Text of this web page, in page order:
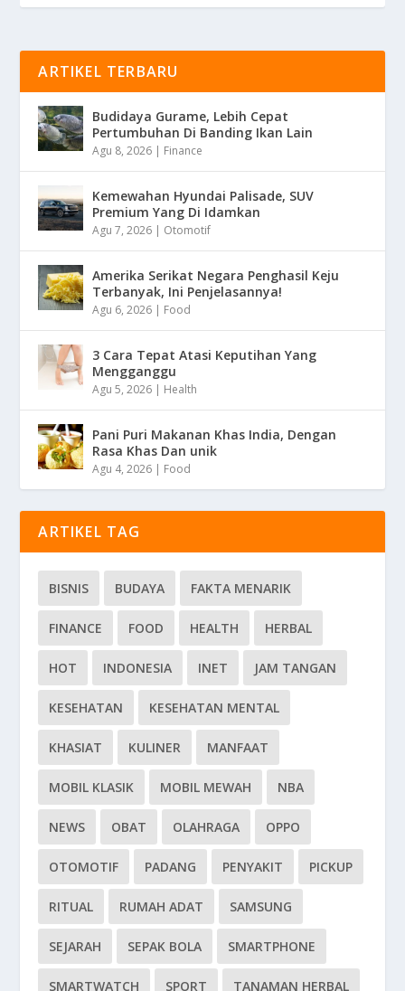
ARTIKEL TERBARU
Budidaya Gurame, Lebih Cepat
Pertumbuhan Di Banding Ikan Lain
Agu 8, 2026 | Finance
Kemewahan Hyundai Palisade, SUV
Premium Yang Di Idamkan
Agu 7, 2026 | Otomotif
Amerika Serikat Negara Penghasil Keju
Terbanyak, Ini Penjelasannya!
Agu 6, 2026 | Food
3 Cara Tepat Atasi Keputihan Yang
Mengganggu
Agu 5, 2026 | Health
Pani Puri Makanan Khas India, Dengan
Rasa Khas Dan unik
Agu 4, 2026 | Food
ARTIKEL TAG
BISNIS BUDAYA FAKTA MENARIK
FINANCE FOOD HEALTH HERBAL
HOT INDONESIA INET JAM TANGAN
KESEHATAN KESEHATAN MENTAL
KHASIAT KULINER MANFAAT
MOBIL KLASIK MOBIL MEWAH NBA
NEWS OBAT OLAHRAGA OPPO
OTOMOTIF PADANG PENYAKIT PICKUP
RITUAL RUMAH ADAT SAMSUNG
SEJARAH SEPAK BOLA SMARTPHONE
SMARTWATCH SPORT TANAMAN HERBAL